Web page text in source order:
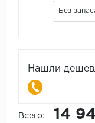
Без
Нашли
Всего: 14